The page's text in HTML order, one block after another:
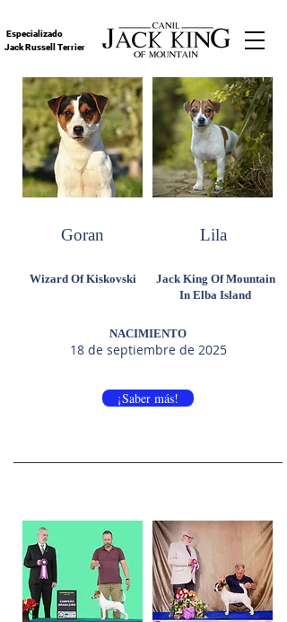
Especializado
Jack Russell Terrier
Goran Lila
Wizard Of Kiskovski
Jack King Of Mountain
In Elba Island
NACIMIENTO
18 de septiembre de 2025
¡Saber más!